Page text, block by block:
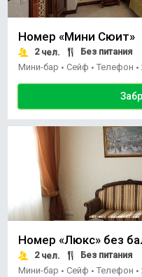
Номер «Мини Сюит»
2чел.
Без питания
Мини-бар • Сейф • Телефон •
Номер «Люкс» без
2чел.
Без питания
Мини-бар • Сейф • Телефон •